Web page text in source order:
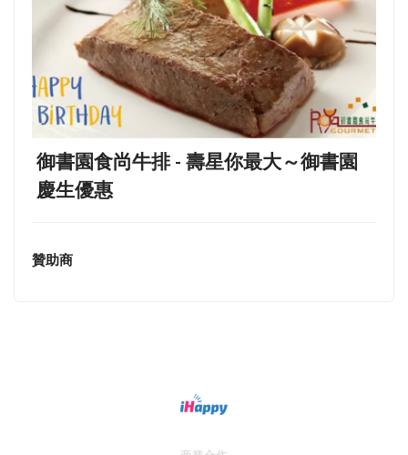
御書園食尚牛排 - 壽星你最大～御書園
慶生優惠
贊助商